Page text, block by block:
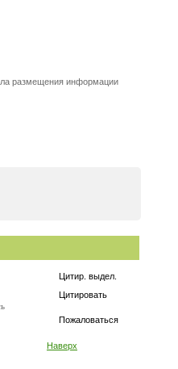
размещения информации
Цитир. выдел.
Цитировать
Пожаловаться
Наверх